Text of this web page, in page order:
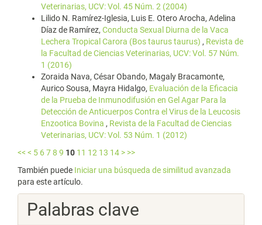
Veterinarias, UCV: Vol. 45 Núm. 2 (2004)
Lilido N. Ramírez-Iglesia, Luis E. Otero Arocha, Adelina
Díaz de Ramírez, Conducta Sexual Diurna de la Vaca
Lechera Tropical Carora (Bos taurus taurus) , Revista de
la Facultad de Ciencias Veterinarias, UCV: Vol. 57 Núm.
1 (2016)
Zoraida Nava, César Obando, Magaly Bracamonte,
Aurico Sousa, Mayra Hidalgo, Evaluación de la Eficacia
de la Prueba de Inmunodifusión en Gel Agar Para la
Detección de Anticuerpos Contra el Virus de la Leucosis
Enzootica Bovina , Revista de la Facultad de Ciencias
Veterinarias, UCV: Vol. 53 Núm. 1 (2012)
<< < 5 678 9 10 11 12 13 14 > >>
También puede Iniciar una búsqueda de similitud avanzada
para este artículo.
Palabras clave